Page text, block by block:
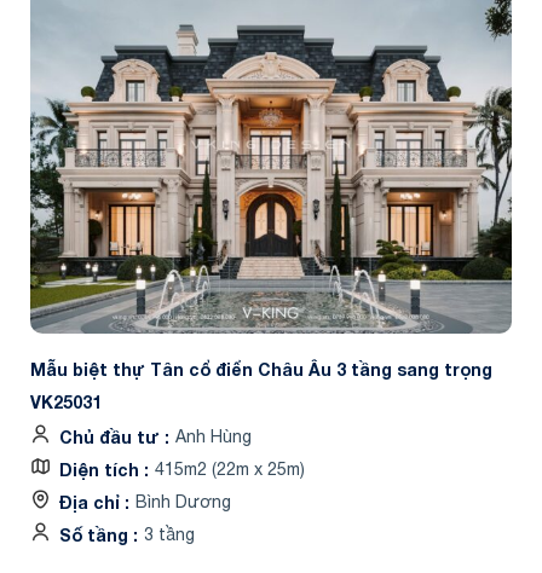
Mẫu biệt thự Tân cổ điển Châu Âu 3 tầng sang trọng
VK25031
Chủ đầu tư
Anh Hùng
Diện tích 415m2 (22m x 25m)
Địa chỉ Bình Dương
Số tầng 3 tầng